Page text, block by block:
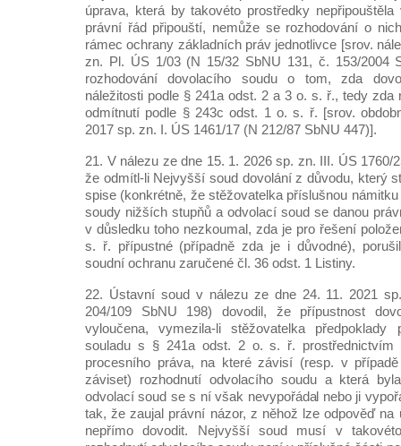
úprava, která by takovéto prostředky
právní řád připouští, nemůže se rozhodování o
rámec ochrany základních práv jednotlivce [srov.
zn. Pl. ÚS 1/03 (N 15/32 SbNU 131, č. 153/2004
rozhodování dovolacího soudu o tom, zda
náležitosti podle § 241a odst. 2 a 3 o. s. ř., tedy zda
odmítnutí podle § 243c odst. 1 o. s. ř. [srov.
2017 sp. zn. I. ÚS 1461/17 (N 212/87 SbNU 447)].
21. V nálezu ze dne 15. 1. 2026 sp. zn. III. ÚS
že odmítl-li Nejvyšší soud dovolání z důvodu, který
spise (konkrétně, že stěžovatelka příslušnou
soudy nižších stupňů a odvolací soud se danou
v důsledku toho nezkoumal, zda je pro řešení
s. ř. přípustné (případně zda je i důvodné),
soudní ochranu zaručené čl. 36 odst. 1 Listiny.
22. Ústavní soud v nálezu ze dne 24. 11. 2021
204/109 SbNU 198) dovodil, že přípustnost
vyloučena, vymezila-li stěžovatelka předpoklady
souladu s § 241a odst. 2 o. s. ř. prostřednictvím
procesního práva, na které závisí (resp. v
záviset) rozhodnutí odvolacího soudu a která
odvolací soud se s ní však nevypořádal nebo ji
tak, že zaujal právní názor, z něhož lze odpověď na
nepřímo dovodit. Nejvyšší soud musí v